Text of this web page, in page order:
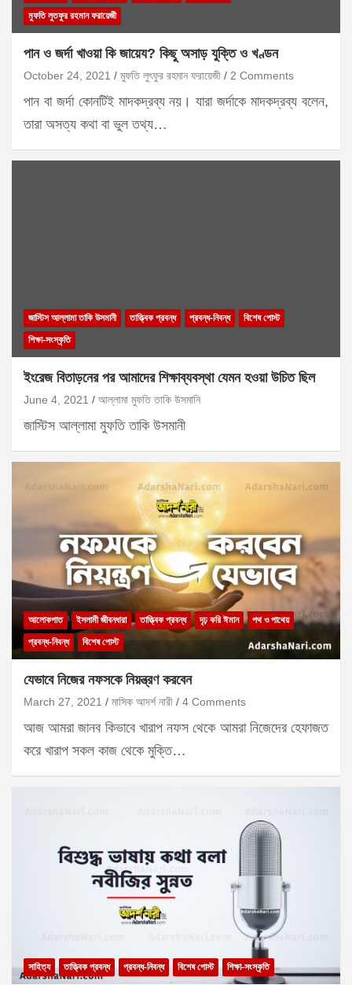
মুফতি লুতফুর রহমান ফরায়েজী
পান ও জর্দা খাওয়া কি জায়েয? কিছু অসাড় যুক্তি ও খণ্ডন
October 24, 2021 মুফতি লুৎফুর রহমান ফরায়েজী 2 Comments
পান বা জর্দা কোনটিই মাদকদ্রব্য নয়। যারা জর্দাকে মাদকদ্রব্য বলেন,
তারা অসত্য কথা বা ভুল তথ্য…
জাস্টিস আল্লামা তাকি উসমানী তাত্ত্বিক প্রবন্ধ প্রবন্ধ-নিবন্ধ
বিশেষ পোস্ট
শিক্ষা-সংস্কৃতি
ইংরেজ বিতাড়নের পর আমাদের শিক্ষাব্যবস্থা যেমন হওয়া উচিত ছিল
June 4, 2021 আল্লামা মুফতি তাকি উসমানি
জাস্টিস আল্লামা মুফতি তাকি উসমানী
আলোকপাত ইসলামী জীবনধারা তাত্ত্বিক প্রবন্ধ দৃঢ় করি ঈমান
পথ ও পাথেয়
প্রবন্ধ-নিবন্ধ
বিশেষ পোস্ট
যেভাবে নিজের নফসকে নিয়ন্ত্রণ করবেন
March 27, 2021 মাসিক আদর্শ নারী 4 Comments
আজ আমরা জানব কিভাবে খারাপ নফস থেকে আমরা নিজেদের হেফাজত
করে খারাপ সকল কাজ থেকে মুক্তি…
সাহিত্য তাত্ত্বিক প্রবন্ধ প্রবন্ধ-নিবন্ধ বিশেষ পোস্ট শিক্ষা-সংস্কৃতি